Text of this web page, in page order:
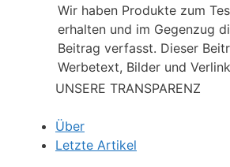
Wir haben Produkte zum
erhalten und im Gegenzug
Beitrag verfasst. Dieser
Werbetext, Bilder und
UNSERE TRANSPARENZ
Über
Letzte Artikel